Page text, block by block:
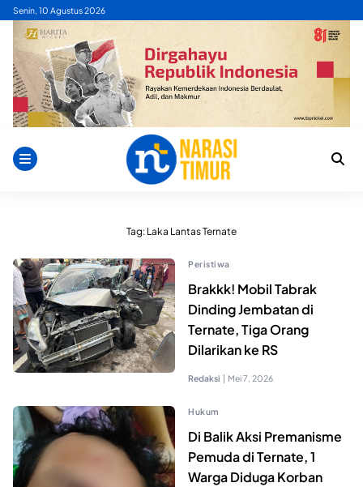
Skip
content
Senin, 10 Agustus 2026
Tag: Laka Lantas Ternate
Peristiwa
Brakkk! Mobil Tabrak
Dinding Jembatan di
Ternate, Tiga Orang
Dilarikan ke RS
Redaksi | Mei 7, 2026
Hukum
Di Balik Aksi Premanisme
Pemuda di Ternate, 1
Warga Diduga Korban